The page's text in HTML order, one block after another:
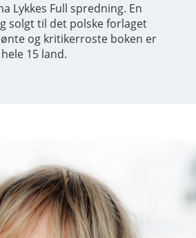
Lykkes Full spredning. En
solgt til det polske forlaget
og kritikerroste boken er
15 land.